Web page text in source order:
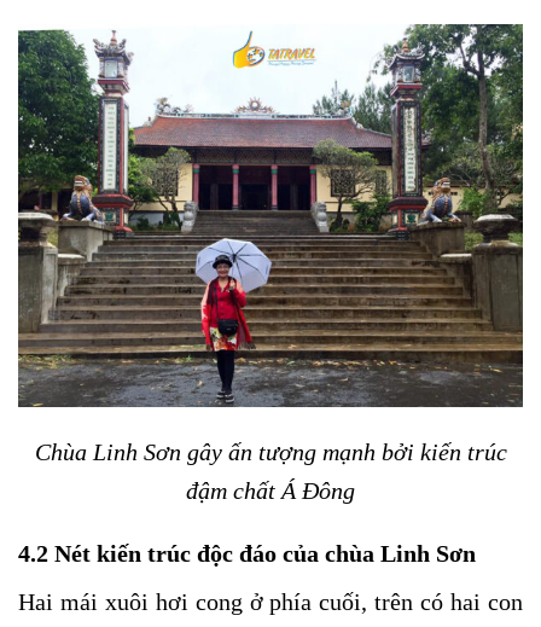
Chùa Linh Sơn gây ấn tượng mạnh bởi kiến trúc
đậm chất Á Đông
4.2 Nét kiến trúc độc đáo của chùa Linh Sơn
Hai mái xuôi hơi cong ở phía cuối, trên có hai con